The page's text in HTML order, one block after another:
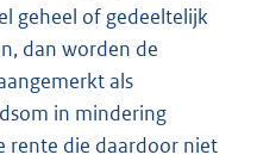
geheel of gedeeltelijk
dan worden de
als
in mindering
rente die daardoor niet